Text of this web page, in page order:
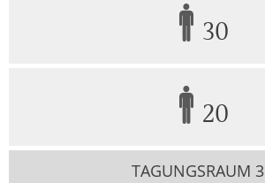
30
20
TAGUNGSRAUM 3